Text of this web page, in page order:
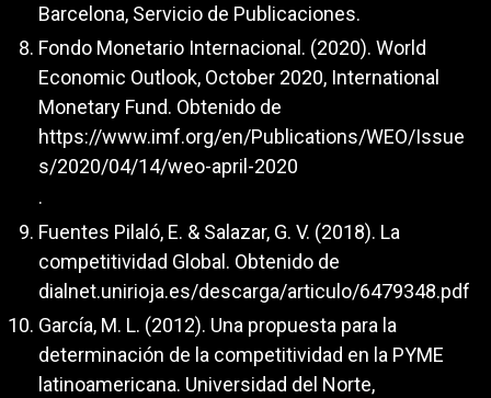
Barcelona, Servicio de Publicaciones.
Fondo Monetario Internacional. (2020). World
Economic Outlook, October 2020, International
Monetary Fund. Obtenido de
https://www.imf.org/en/Publications/WEO/Issue
s/2020/04/14/weo-april-2020
.
Fuentes Pilaló, E. & Salazar, G. V. (2018). La
competitividad Global. Obtenido de
dialnet.unirioja.es/descarga/articulo/6479348.pdf
García, M. L. (2012). Una propuesta para la
determinación de la competitividad en la PYME
latinoamericana. Universidad del Norte,